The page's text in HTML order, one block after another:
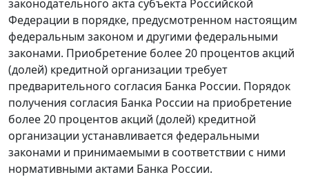
законодательного акта субъекта Российской
Федерации в порядке, предусмотренном настоящим
федеральным законом и другими федеральными
законами. Приобретение более 20 процентов акций
(долей) кредитной организации требует
предварительного согласия Банка России. Порядок
получения согласия Банка России на приобретение
более 20 процентов акций (долей) кредитной
организации устанавливается федеральными
законами и принимаемыми в соответствии с ними
нормативными актами Банка России.